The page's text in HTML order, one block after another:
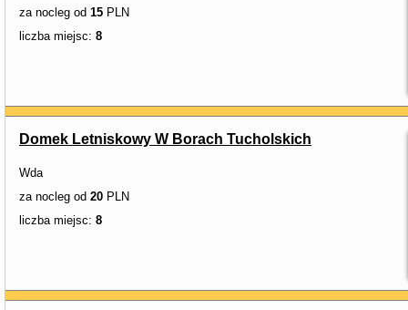
za nocleg od 15 PLN
liczba miejsc: 8
Domek Letniskowy W Borach Tucholskich
Wda
za nocleg od 20 PLN
liczba miejsc: 8